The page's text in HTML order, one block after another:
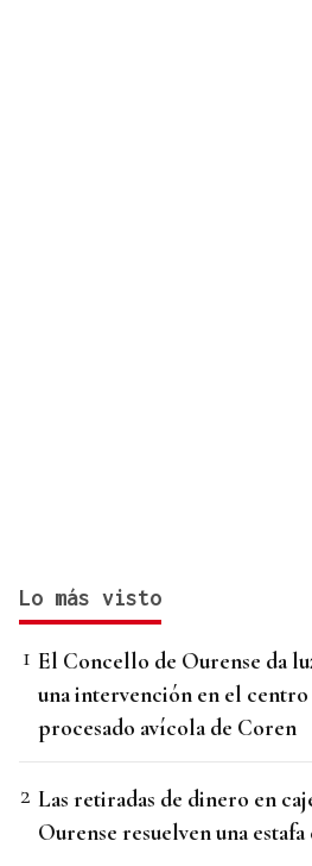
Lo más visto
El Concello de Ourense da
una intervención en el centro
procesado avícola de Coren
Las retiradas de dinero en
Ourense resuelven una estafa